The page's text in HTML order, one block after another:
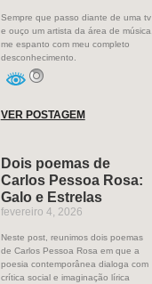
Sempre que passo diante de uma tv
e ouço um artista da área de música,
me espanto com meu completo
desconhecimento.
VER POSTAGEM
Dois poemas de
Carlos Pessoa Rosa:
Galo e Estrelas
fevereiro 4, 2026
Neste post, reunimos dois poemas
de Carlos Pessoa Rosa em que a
poesia contemporânea dialoga com
crítica social e imaginação lírica